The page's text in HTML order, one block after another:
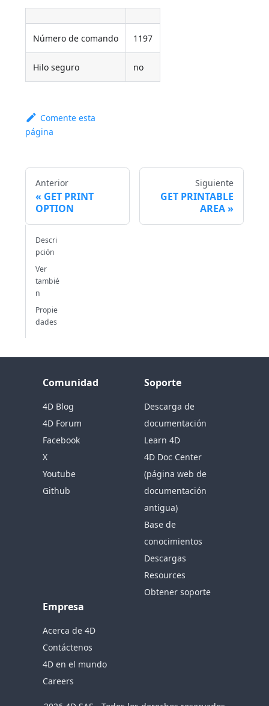
Número de comando 1197
Hilo seguro no
Comente esta
página
Anterior
GET PRINT
OPTION
Siguiente
GET PRINTABLE
AREA
Descri
pción
Ver
tambié
n
Propie
dades
Comunidad
4D Blog
4D Forum
Facebook
X
Youtube
Github
Soporte
Descarga de
documentación
Learn 4D
4D Doc Center
(página web de
documentación
antigua)
Base de
conocimientos
Descargas
Resources
Obtener soporte
Empresa
Acerca de 4D
Contáctenos
4D en el mundo
Careers